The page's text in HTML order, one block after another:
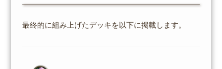
最終的に組み上げたデッキを以下に掲載します。